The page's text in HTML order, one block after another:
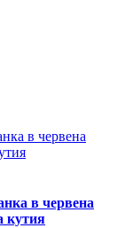
в червена
кутия